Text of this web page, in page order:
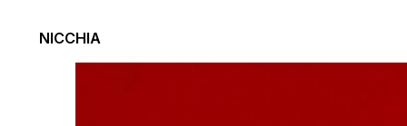
NICCHIA